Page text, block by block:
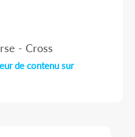
- Cross
de contenu sur